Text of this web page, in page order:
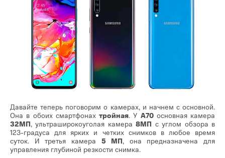
Давайте теперь поговорим о камерах, и начнем с основной.
Она в обоих смартфонах тройная. У A70основная камера
32МП, ультраширокоуголая камера8МП с углом обзора в
123-градуса для ярких и четких снимков в любое время
суток. И третья камера 5 МП, она предназначена для
управления глубиной резкости снимка.